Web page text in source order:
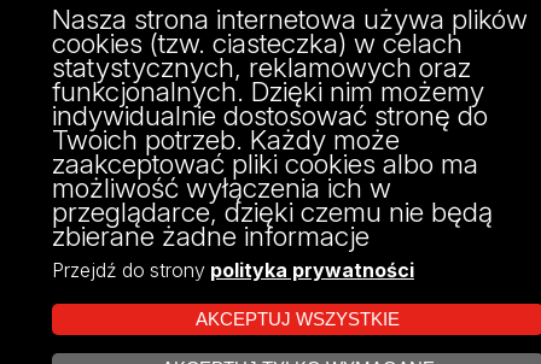
Projekt Multiportalu UŁ współfinansowany z funduszy Unii Europejskiej w
ramach konkursu NCBR
Nasza strona internetowa używa plików
cookies (tzw. ciasteczka) w celach
statystycznych, reklamowych oraz
funkcjonalnych. Dzięki nim możemy
indywidualnie dostosować stronę do
Twoich potrzeb. Każdy może
zaakceptować pliki cookies albo ma
możliwość wyłączenia ich w
przeglądarce, dzięki czemu nie będą
zbierane żadne informacje
Przejdź do strony polityka prywatności
AKCEPTUJ WSZYSTKIE